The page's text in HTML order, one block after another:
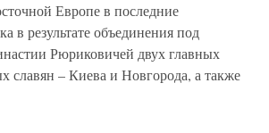
Европе в последние
в результате объединения под
Рюриковичей двух главных
славян – Киева и Новгорода, а также